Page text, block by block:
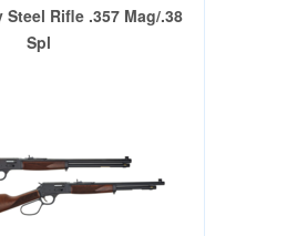
Steel Rifle .357 Mag/.38
Spl